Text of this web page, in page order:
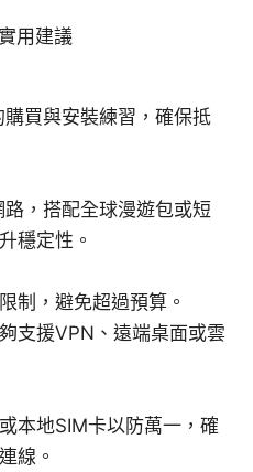
用建議
買與安裝練習，確保抵
，搭配全球漫遊包或短
穩定性。
制，避免超過預算。
支援VPN、遠端桌面或雲
本地SIM卡以防萬一，確
線。